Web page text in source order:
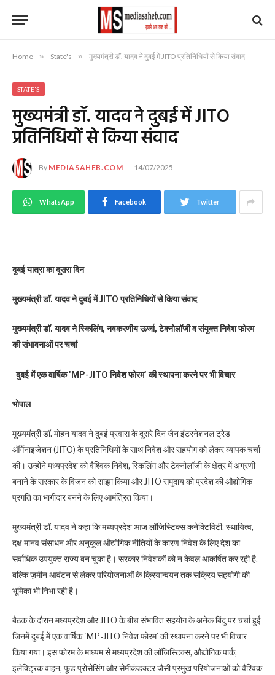
Home » State's » मुख्यमंत्री डॉ. यादव ने दुबई में JITO प्रतिनिधियों से किया संवाद
STATE'S
मुख्यमंत्री डॉ. यादव ने दुबई में JITO
प्रतिनिधियों से किया संवाद
By MEDIASAHEB.COM 14/07/2025
WhatsApp Facebook Twitter
दुबई यात्रा का दूसरा दिन
मुख्यमंत्री डॉ. यादव ने दुबई में JITO प्रतिनिधियों से किया संवाद
मुख्यमंत्री डॉ. यादव ने स्किलिंग, नवकरणीय ऊर्जा, टेक्नोलॉजी व संयुक्त निवेश फोरम
की संभावनाओं पर चर्चा
दुबई में एक वार्षिक 'MP-JITO निवेश फोरम' की स्थापना करने पर भी विचार
भोपाल
मुख्यमंत्री डॉ. मोहन यादव ने दुबई प्रवास के दूसरे दिन जैन इंटरनेशनल ट्रेड
ऑर्गेनाइजेशन (JITO) के प्रतिनिधियों के साथ निवेश और सहयोग को लेकर व्यापक चर्चा
की। उन्होंने मध्यप्रदेश को वैश्विक निवेश, स्किलिंग और टेक्नोलॉजी के क्षेत्र में अग्रणी
बनाने के सरकार के विजन को साझा किया और JITO समुदाय को प्रदेश की औद्योगिक
प्रगति का भागीदार बनने के लिए आमंत्रित किया।
मुख्यमंत्री डॉ. यादव ने कहा कि मध्यप्रदेश आज लॉजिस्टिक्स कनेक्टिविटी, स्थायित्व,
दक्ष मानव संसाधन और अनुकूल औद्योगिक नीतियों के कारण निवेश के लिए देश का
सर्वाधिक उपयुक्त राज्य बन चुका है। सरकार निवेशकों को न केवल आकर्षित कर रही है,
बल्कि ज़मीन आवंटन से लेकर परियोजनाओं के क्रियान्वयन तक सक्रिय सहयोगी की
भूमिका भी निभा रही है।
बैठक के दौरान मध्यप्रदेश और JITO के बीच संभावित सहयोग के अनेक बिंदु पर चर्चा हुई
जिनमें दुबई में एक वार्षिक 'MP-JITO निवेश फोरम' की स्थापना करने पर भी विचार
किया गया। इस फोरम के माध्यम से मध्यप्रदेश की लॉजिस्टिक्स, औद्योगिक पार्क,
इलेक्ट्रिक वाहन, फूड प्रोसेसिंग और सेमीकंडक्टर जैसी प्रमुख परियोजनाओं को वैश्विक